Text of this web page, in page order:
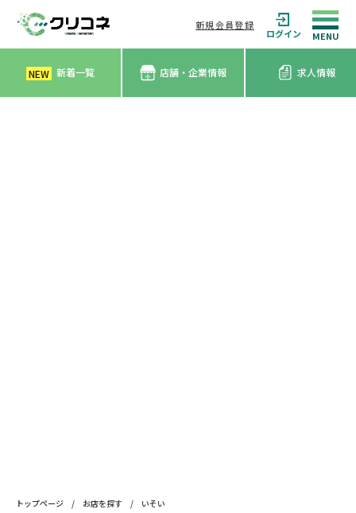
新規会員登録
ログイン
NEW 新着一覧 店舗・企業情報 求人情報
トップページ / お店を探す / いそい